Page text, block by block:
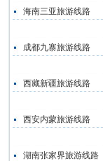
海南三亚旅游线路
成都九寨旅游线路
西藏新疆旅游线路
西安内蒙旅游线路
湖南张家界旅游线路